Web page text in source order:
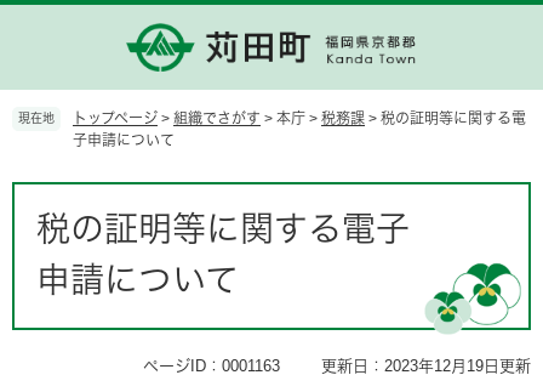
の
す。
ー
し
現在地 トップページ > 組織でさがす > 本庁 > 税務課 > 税の証明等に関する電
子申請について
税の証明等に関する電子
申請について
ページID：0001163 更新日：2023年12月19日更新